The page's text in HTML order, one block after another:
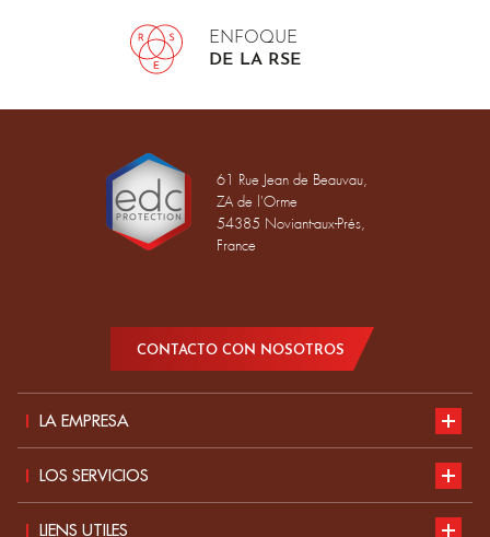
ENFOQUE
DE LA RSE
61 Rue Jean de Beauvau,
ZA de l'Orme
54385 Noviant-aux-Prés,
France
CONTACTO CON NOSOTROS
LA EMPRESA
Desarrollo sostenible
LOS SERVICIOS
LIENS UTILES